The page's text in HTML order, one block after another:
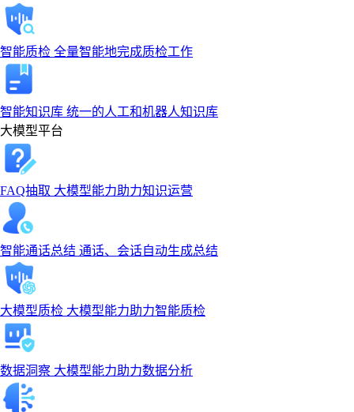
智能质检 全量智能地完成质检工作
智能知识库 统一的人工和机器人知识库
大模型平台
FAQ抽取 大模型能力助力知识运营
智能通话总结 通话、会话自动生成总结
大模型质检 大模型能力助力智能质检
数据洞察 大模型能力助力数据分析